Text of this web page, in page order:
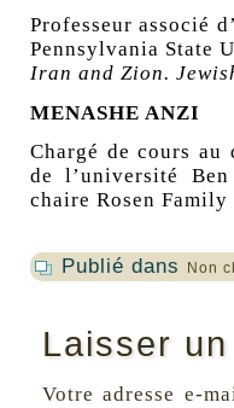
Professeur associé
Pennsylvania State
Iran and Zion.
MENASHE ANZI
Chargé de cours au
de l’université
chaire Rosen
Publié dans Non
Laisser
Votre adresse e-